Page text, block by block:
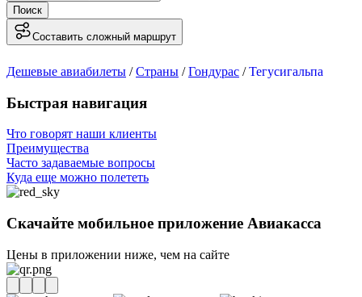
Поиск
Составить сложный маршрут
Дешевые авиабилеты /Страны /Гондурас /Тегусигальпа
Быстрая навигация
Что говорят наши клиенты
Преимущества
Часто задаваемые вопросы
Куда еще можно полететь
Скачайте мобильное приложение Авиакасса
Цены в приложении ниже, чем на сайте